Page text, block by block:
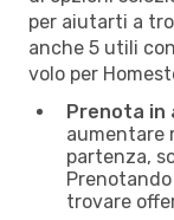
per aiutarti a
anche 5 utili
volo per
Prenota in
aumentare
partenza,
trovare